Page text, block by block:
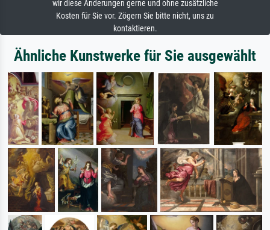
wir diese Änderungen gerne und ohne zusätzliche
Kosten für Sie vor. Zögern Sie bitte nicht, uns zu
kontaktieren.
Ähnliche Kunstwerke für Sie ausgewählt